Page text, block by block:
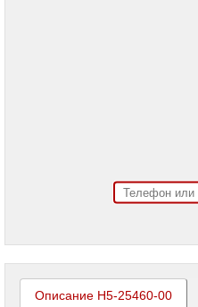
Принтеры
Описание H5-25460-00